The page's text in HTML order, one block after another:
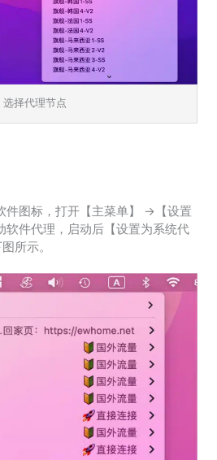
选择代理节点
件图标，打开【主菜单】 ->【设置
软件代理，启动后【设置为系统代
所示。